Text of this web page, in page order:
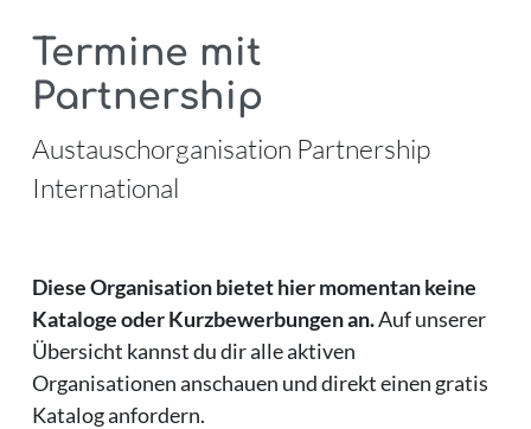
Termine mit
Partnership
-
Austauschorganisation Partnership
International
Diese Organisation bietet hier momentan keine
Kataloge oder Kurzbewerbungen an.Auf unserer
Übersicht kannst du dir alle aktiven
Organisationen anschauen und direkt einen gratis
Katalog anfordern.